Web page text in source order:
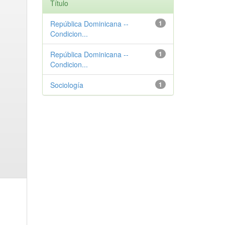
Título
1
República Dominicana --
Condicion...
1
República Dominicana --
Condicion...
1
Sociología